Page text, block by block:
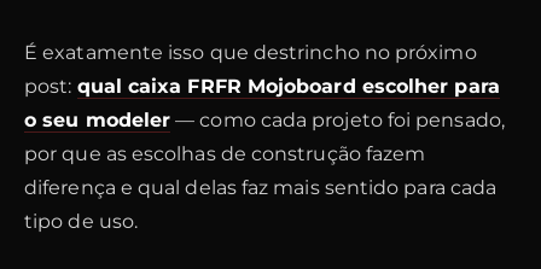
É exatamente isso que destrincho no próximo
post: qual caixa FRFR Mojoboard escolher para
o seu modeler — como cada projeto foi pensado,
por que as escolhas de construção fazem
diferença e qual delas faz mais sentido para cada
tipo de uso.